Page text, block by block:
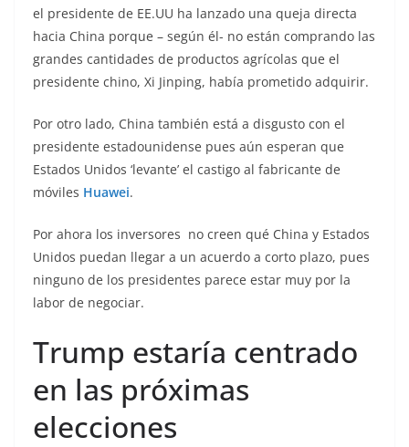
el presidente de EE.UU ha lanzado una queja directa
hacia China porque – según él- no están comprando las
grandes cantidades de productos agrícolas que el
presidente chino, Xi Jinping, había prometido adquirir.
Por otro lado, China también está a disgusto con el
presidente estadounidense pues aún esperan que
Estados Unidos ‘levante’ el castigo al fabricante de
móviles Huawei.
Por ahora los inversores no creen qué China y Estados
Unidos puedan llegar a un acuerdo a corto plazo, pues
ninguno de los presidentes parece estar muy por la
labor de negociar.
Trump estaría centrado
en las próximas
elecciones